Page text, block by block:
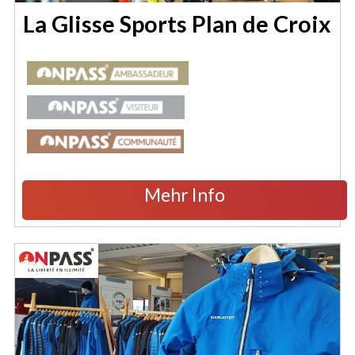
La Glisse Sports Plan de Croix
Mehr Info